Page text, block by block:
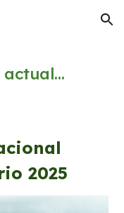
Skip to navigation
2025